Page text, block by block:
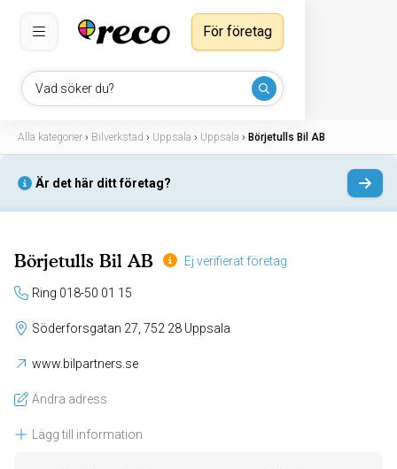
Vad söker du?
För företag
Alla kategorier › Bilverkstad › Uppsala › Uppsala › Börjetulls Bil AB
Är det här ditt företag?
Börjetulls Bil AB Ej verifierat företag
Ring 018-50 01 15
Söderforsgatan 27, 752 28 Uppsala
www.bilpartners.se
Ändra adress
Lägg till information